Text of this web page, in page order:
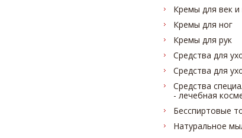
Кремы для век и
Кремы для ног
Кремы для рук
Средства для
Средства для
Средства
- лечебная
Бесспиртовые
Натуральное